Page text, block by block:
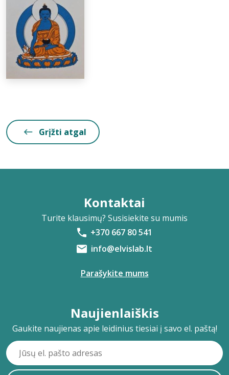
Grįžti atgal
Kontaktai
Turite klausimų? Susisiekite su mumis
+370 667 80 541
info@elvislab.lt
Parašykite mums
Naujienlaiškis
Gaukite naujienas apie leidinius tiesiai į savo el. paštą!